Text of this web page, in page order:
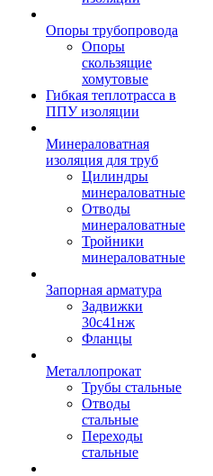
Опоры трубопровода
Опоры
скользящие
хомутовые
Гибкая теплотрасса в
ППУ изоляции
Минераловатная
изоляция для труб
Цилиндры
минераловатные
Отводы
минераловатные
Тройники
минераловатные
Запорная арматура
Задвижки
30с41нж
Фланцы
Металлопрокат
Трубы стальные
Отводы
стальные
Переходы
стальные